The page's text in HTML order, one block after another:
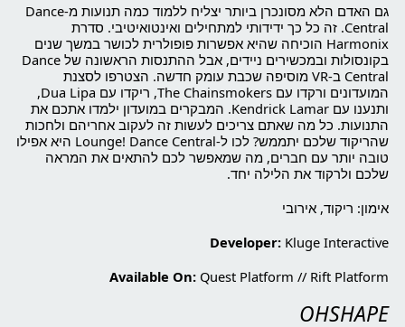
גם האדם הלא מסונכרן ביותר יצליח ללמוד כמה תנועות מ-Dance
Central. זה כל כך ידידותי למתחילים ואינטואיטיבי. סדרת
Harmonix הוכיחה שהיא אפשרות פופולרית לכושר במשך שנים
בקונסולות ובמכשירים ניידים, אבל ההתנסות הראשונה של Dance
Central ב-VR מוסיפה שכבת עומק חדשה. הצטרפו לסצנת
המועדונים ורקדו עם The Chainsmokers, ריקדו עם Dua Lipa,
ותנענו עם Kendrick Lamar. המבקרים במועדון ילמדו אתכם את
התנועות. כל מה שאתם צריכים לעשות זה לעקוב אחריהם ולחכות
שהריקוד שלכם יתממש? לכו ל-Lounge! Dance Central היא אפילו
טובה יותר עם חברים, מה שמאפשר לכם להתאים את המראה
שלכם ולרקוד את הלילה יחד.
אימון: ריקוד, אירובי
Developer: Kluge Interactive
Available On: Quest Platform // Rift Platform
OHSHAPE